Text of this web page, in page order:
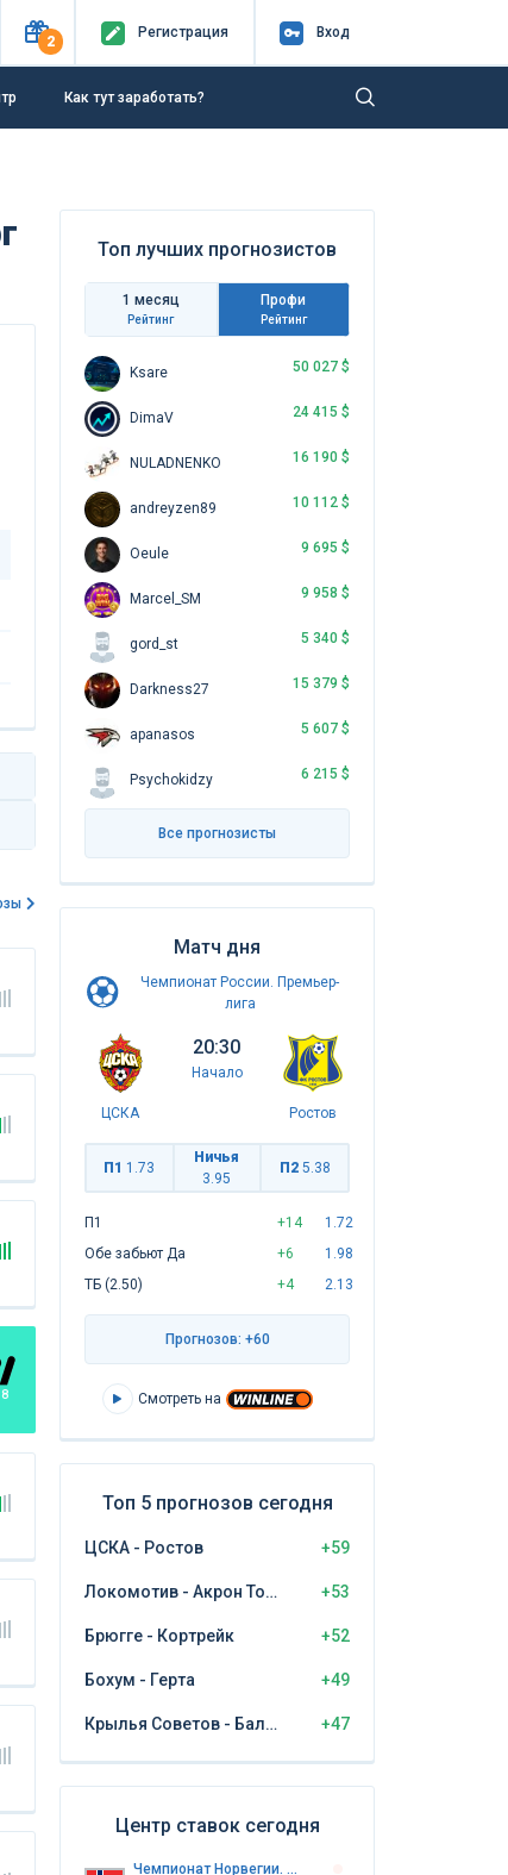
2
Регистрация Вход
Как тут заработать?
Топ лучших прогнозистов
1 месяц
Рейтинг
Профи
Рейтинг
Ksare 50 027 $
DimaV 24 415 $
NULADNENKO 16 190 $
andreyzen89 10 112 $
Oeule 9 695 $
Marcel_SM 9 958 $
gord_st 5 340 $
Darkness27 15 379 $
apanasos 5 607 $
Psychokidzy 6 215 $
Все прогнозисты
Матч дня
Чемпионат России. Премьер-
лига
ЦСКА
20:30
Начало
Ростов
П1 1.73
Ничья
3.95
П2 5.38
П1 +14
1.72
Обе забьют Да
+6
1.98
ТБ (2.50)
+4 2.13
Прогнозов: +60
Смотреть на
Топ 5 прогнозов сегодня
ЦСКА - Ростов +59
Локомотив - Акрон Тольятти +53
Брюгге - Кортрейк +52
Бохум - Герта +49
Крылья Советов - Балтика Калининград +47
Центр ставок сегодня
Чемпионат Норвегии. Элитсерия